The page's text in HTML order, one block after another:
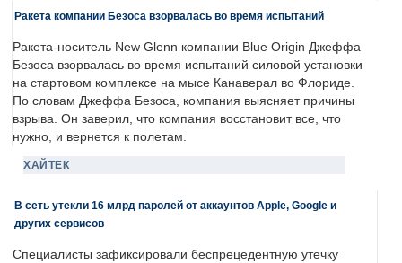
Ракета компании Безоса взорвалась во время испытаний
Ракета-носитель New Glenn компании Blue Origin Джеффа
Безоса взорвалась во время испытаний силовой установки
на стартовом комплексе на мысе Канаверал во Флориде.
По словам Джеффа Безоса, компания выясняет причины
взрыва. Он заверил, что компания восстановит все, что
нужно, и вернется к полетам.
ХАЙТЕК
В сеть утекли 16 млрд паролей от аккаунтов Apple, Google и
других сервисов
Специалисты зафиксировали беспрецедентную утечку